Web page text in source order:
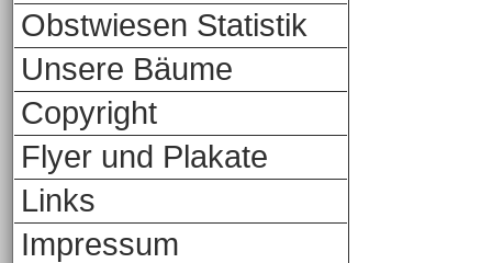
Obstwiesen Statistik
Unsere Bäume
Copyright
Flyer und Plakate
Links
Impressum